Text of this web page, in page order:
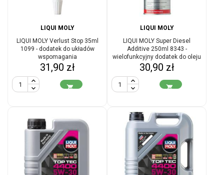
LIQUI MOLY
LIQUI MOLY Verlust Stop 35ml
1099 - dodatek do układów
wspomagania
Cena
31,90 zł

LIQUI MOLY
LIQUI MOLY Super Diesel
Additive 250ml 8343 -
wielofunkcyjny dodatek do oleju
napędowego
Cena
30,90 zł
